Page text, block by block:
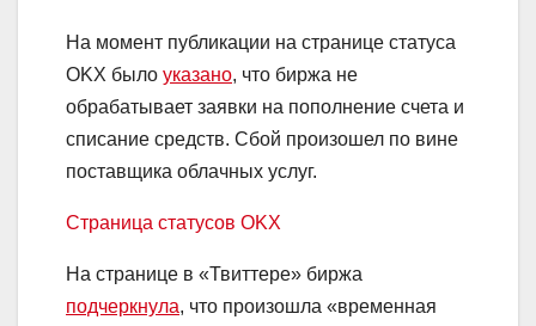
На момент публикации на странице статуса
OKX было указано, что биржа не
обрабатывает заявки на пополнение счета и
списание средств. Сбой произошел по вине
поставщика облачных услуг.
Страница статусов OKX
На странице в «Твиттере» биржа
подчеркнула, что произошла «временная